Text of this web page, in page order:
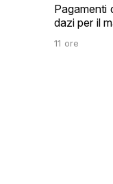
Pagamenti
dazi per il
11 ore